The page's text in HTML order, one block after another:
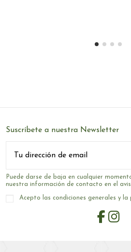
Suscríbete a nuestra Newsletter
Puede darse de baja en cualquier
nuestra información de contacto en el
Acepto las condiciones generales y